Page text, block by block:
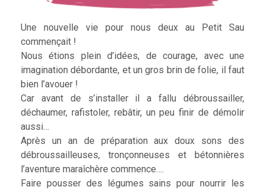
Une nouvelle vie pour nous deux au Petit Sau
commençait !
Nous étions plein d’idées, de courage, avec une
imagination débordante, et un gros brin de folie, il faut
bien l’avouer !
Car avant de s’installer il a fallu débroussailler,
déchaumer, rafistoler, rebâtir, un peu finir de démolir
aussi…
Après un an de préparation aux doux sons des
débroussailleuses, tronçonneuses et bétonnières
l’aventure maraîchère commence….
Faire pousser des légumes sains pour nourrir les